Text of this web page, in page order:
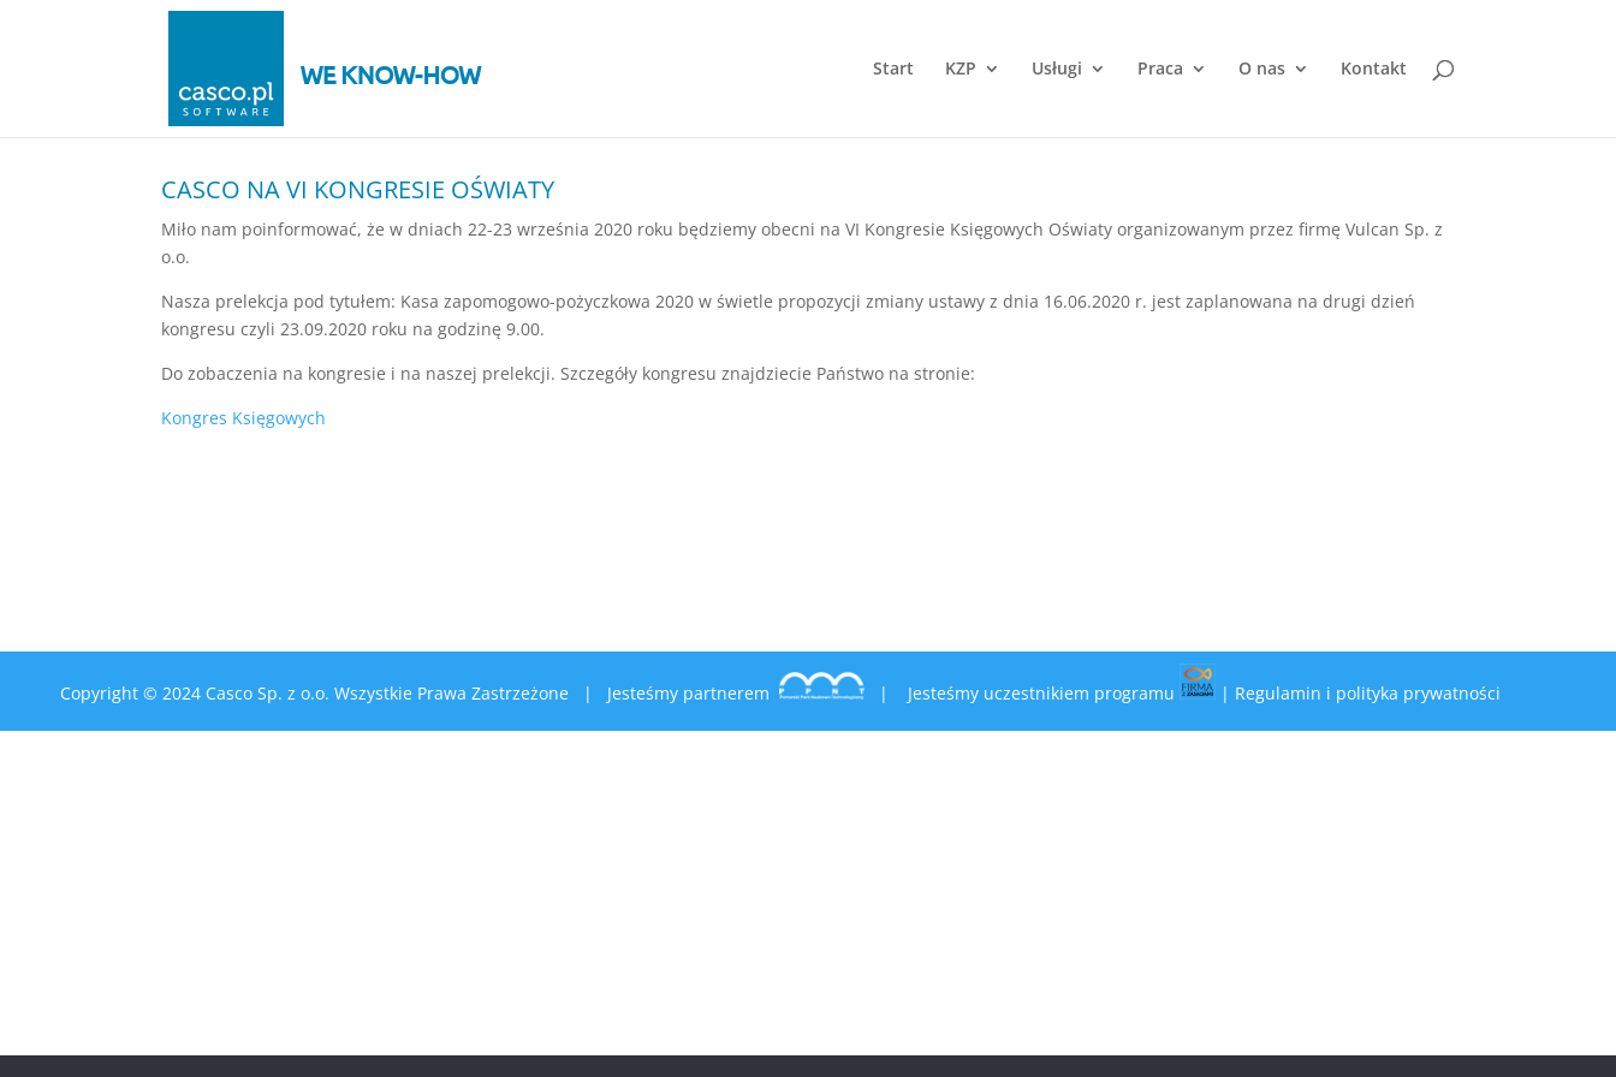
Start KZP Usługi Praca O nas Kontakt
CASCO NA VI KONGRESIE OŚWIATY
Miło nam poinformować, że w dniach 22-23 września 2020 roku będziemy obecni na VI Kongresie Księgowych Oświaty organizowanym przez firmę Vulcan Sp. z
o.o.
Nasza prelekcja pod tytułem: Kasa zapomogowo-pożyczkowa 2020 w świetle propozycji zmiany ustawy z dnia 16.06.2020 r. jest zaplanowana na drugi dzień
kongresu czyli 23.09.2020 roku na godzinę 9.00.
Do zobaczenia na kongresie i na naszej prelekcji. Szczegóły kongresu znajdziecie Państwo na stronie:
Kongres Księgowych
Copyright © 2024 Casco Sp. z o.o. Wszystkie Prawa Zastrzeżone | Jesteśmy partnerem | Jesteśmy uczestnikiem programu | Regulamin i polityka prywatności